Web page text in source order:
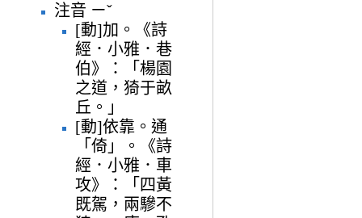
注音 ㄧˇ
[動]加。《詩
經．小雅．巷
伯》：「楊園
之道，猗于畝
丘。」
[動]依靠。通
「倚」。《詩
經．小雅．車
攻》：「四黃
既駕，兩驂不